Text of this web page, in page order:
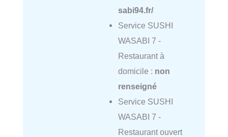
sabi94.fr/
Service SUSHI
WASABI 7 -
Restaurant à
domicile : non
renseigné
Service SUSHI
WASABI 7 -
Restaurant ouvert